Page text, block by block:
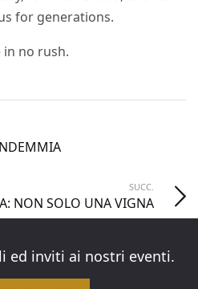
for generations.
in no rush.
SUCC.
NON SOLO UNA VIGNA
ed inviti ai nostri eventi.